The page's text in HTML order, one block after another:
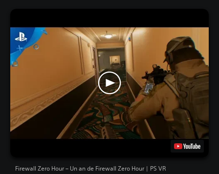
Firewall Zero Hour – Un an de Firewall Zero Hour | PS VR